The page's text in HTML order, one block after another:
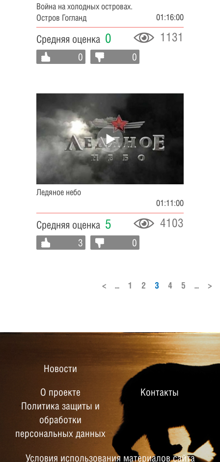
Война на холодных островах.
Остров Гогланд
01:16:00
Средняя оценка 0 1131
0 0
Ледяное небо
01:11:00
Средняя оценка 5 4103
3 0
< ... 1 2 3 4 5 ... >
Новости
Условия использования материалов сайта
О проекте
Контакты
Политика защиты и
обработки
персональных данных